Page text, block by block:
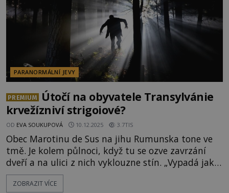
PARANORMÁLNÍ JEVY
PREMIUM
Útočí na obyvatele Transylvánie
krvežízniví strigoiové?
OD EVA SOUKUPOVÁ 10.12.2025 3.7TIS
Obec Marotinu de Sus na jihu Rumunska tone ve
tmě. Je kolem půlnoci, když tu se ozve zavrzání
dveří a na ulici z nich vyklouzne stín. „Vypadá jako
Petre Toma,“ vydechne žena, kterou zvuk probudil,
a přikradla se k oknu. Dotyčný je ale několik dní po
ZOBRAZIT VÍCE